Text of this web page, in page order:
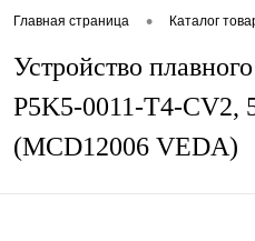
Главная страница • Каталог
Устройство
P5K5-0011-T4-CV2,
(MCD12006 VEDA)